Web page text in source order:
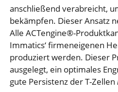
anschließend verabreicht,
bekämpfen. Dieser Ansatz
Alle ACTengine®-
Immatics‘ firmeneigenen
produziert werden. Dieser
ausgelegt, ein optimales
gute Persistenz der T-Zellen